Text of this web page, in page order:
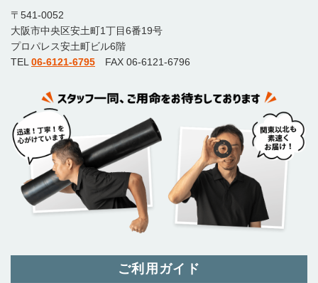
〒541-0052
大阪市中央区安土町1丁目6番19号
プロパレス安土町ビル6階
TEL 06-6121-6795 FAX 06-6121-6796
ご利用ガイド